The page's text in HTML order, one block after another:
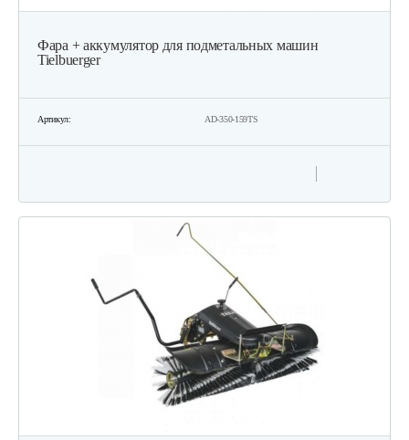
Фара + аккумулятор для подметальных машин
Tielbuerger
Артикул: AD-350-159TS